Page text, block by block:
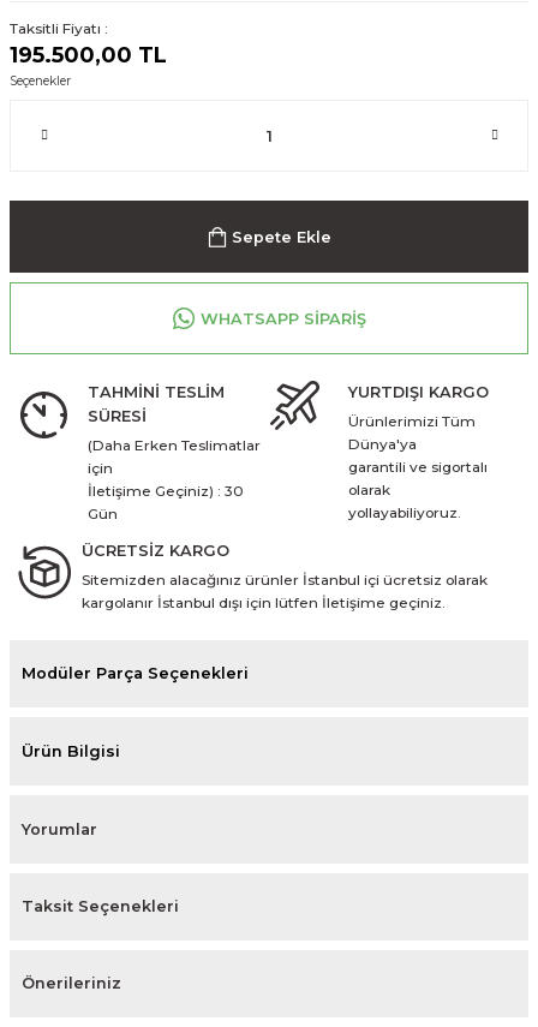
Taksitli Fiyatı :
195.500,00 TL
Seçenekler
Sepete Ekle
WHATSAPP SİPARİŞ
TAHMİNİ TESLİM
SÜRESİ
(Daha Erken Teslimatlar
için
İletişime Geçiniz) : 30
Gün
YURTDIŞI KARGO
Ürünlerimizi Tüm
Dünya'ya
garantili ve sigortalı
olarak
yollayabiliyoruz.
ÜCRETSİZ KARGO
Sitemizden alacağınız ürünler İstanbul içi ücretsiz olarak
kargolanır İstanbul dışı için lütfen İletişime geçiniz.
Modüler Parça Seçenekleri
Ürün Bilgisi
Yorumlar
Taksit Seçenekleri
Önerileriniz